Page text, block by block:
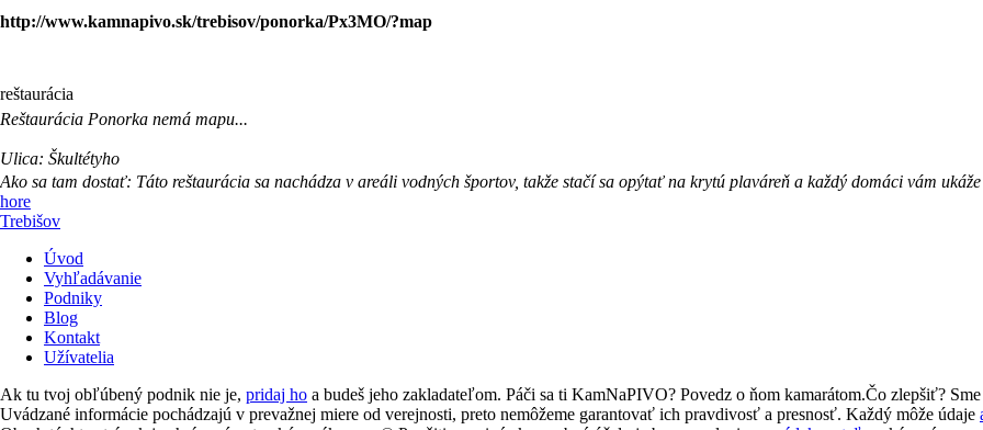
http://www.kamnapivo.sk/trebisov/ponorka/Px3MO/?map
reštaurácia
Reštaurácia Ponorka nemá mapu...
Ulica: Škultétyho
Ako sa tam dostať: Táto reštaurácia sa nachádza v areáli vodných športov, takže stačí sa opýtať na krytú plaváreň a každý domáci vám ukáže
hore
Trebišov
Úvod
Vyhľadávanie
Podniky
Blog
Kontakt
Užívatelia
Ak tu tvoj obľúbený podnik nie je, pridaj ho a budeš jeho zakladateľom. Páči sa ti KamNaPIVO? Povedz o ňom kamarátom.Čo zlepšiť?
Uvádzané informácie pochádzajú v prevažnej miere od verejnosti, preto nemôžeme garantovať ich pravdivosť a presnosť. Každý môže údaje